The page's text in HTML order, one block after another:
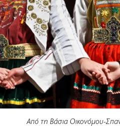
Από τη Βάσια Οικονόμου-